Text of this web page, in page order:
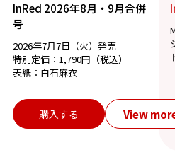
InRed 2026年8月・9月合併
号
2026年7月7日（火）発売
特別定価：1,790円（税込）
表紙：白石麻衣
購入する View